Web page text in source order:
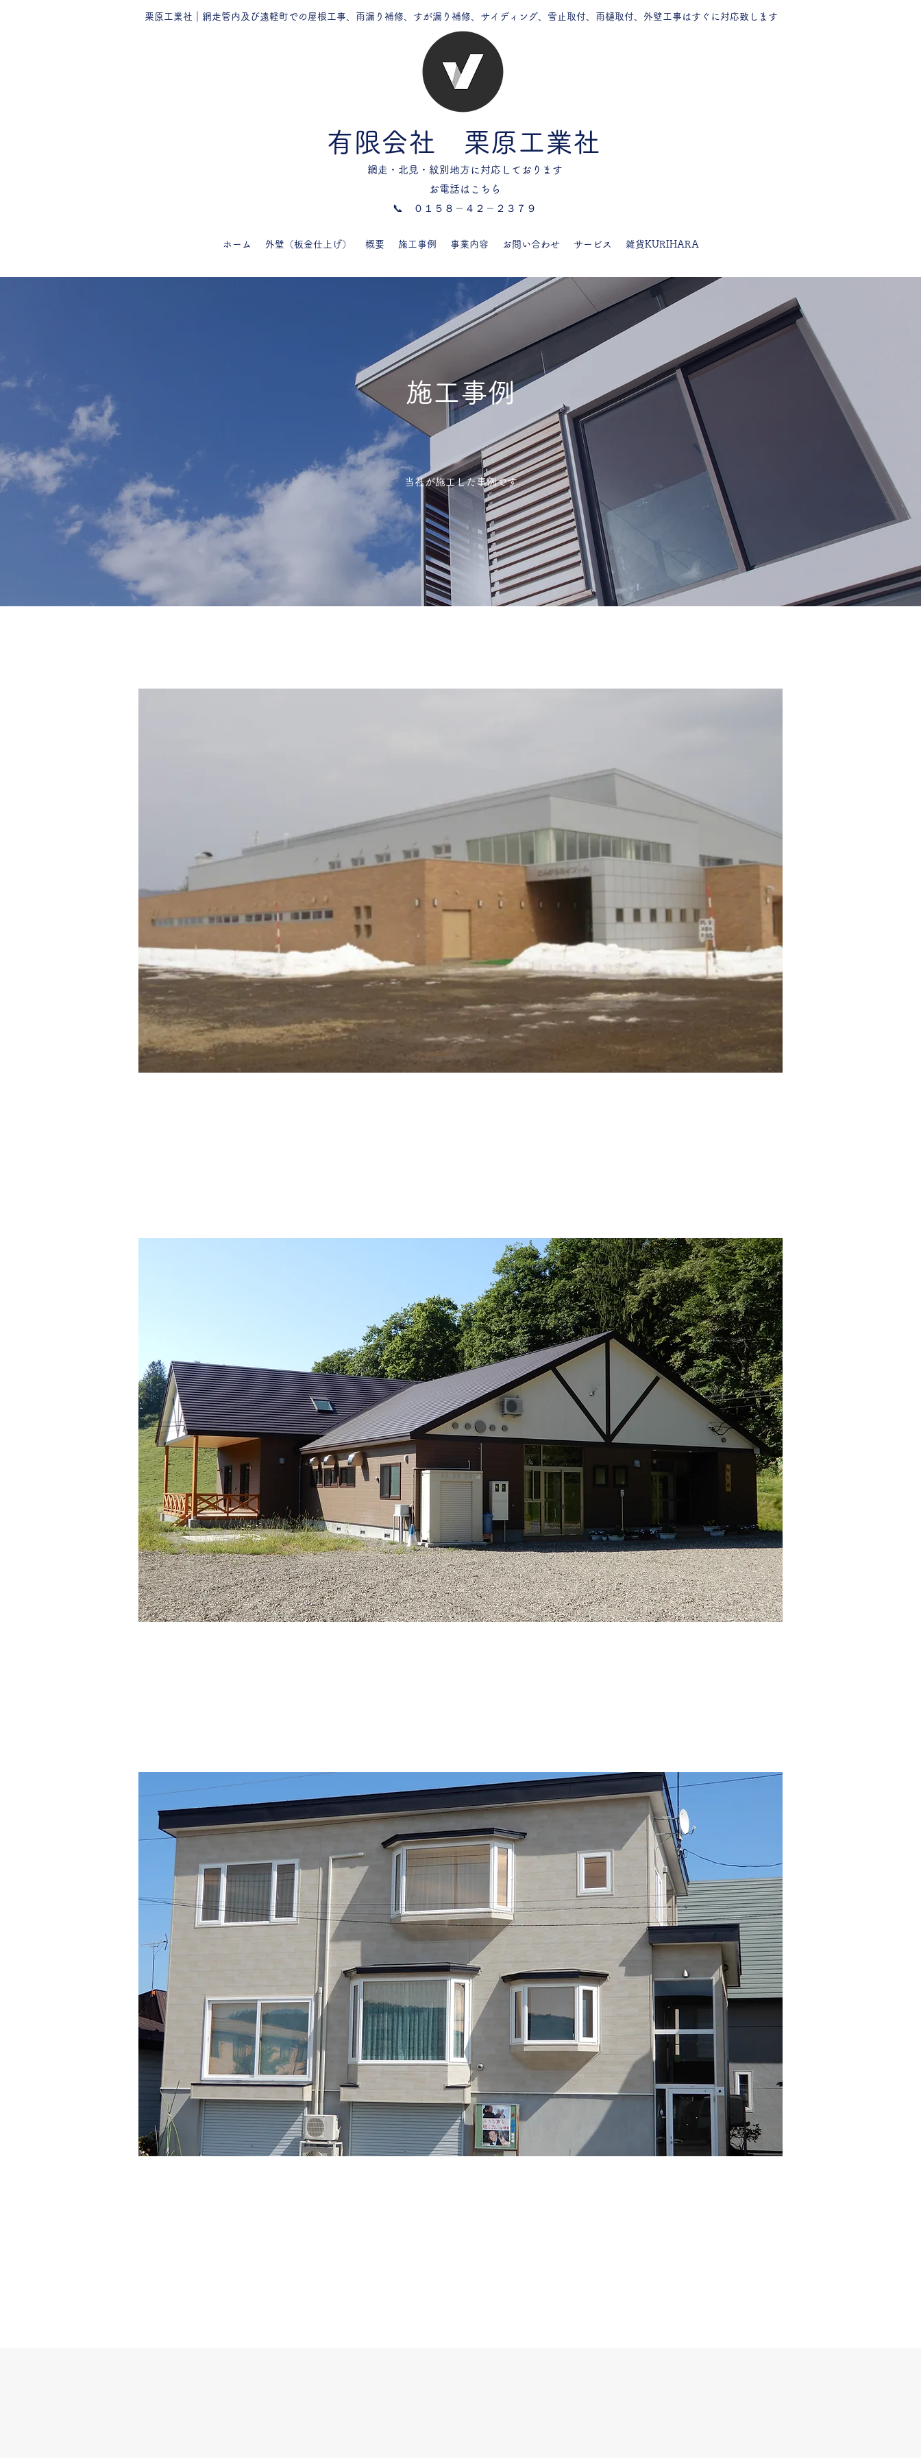
有限会社 栗原工業社
網走・北見・紋別地方に対応しております
お電話はこちら
​📞 ０１５８－４２－２３７９
栗原工業社｜網走管内及び遠軽町での屋根工事、雨漏り補修、すが漏り補修、サイディング、雪止取付、雨樋取付、外壁工事はすぐに対応致します
ホーム 外壁（板金仕上げ） 概要 施工事例 事業内容 お問い合わせ サービス 雑貨KURIHARA
施工事例
​当社が施工した事例です